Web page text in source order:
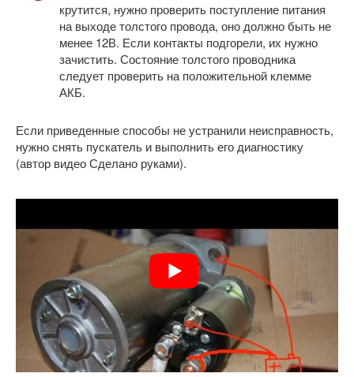
крутится, нужно проверить поступление питания
на выходе толстого провода, оно должно быть не
менее 12В. Если контакты подгорели, их нужно
зачистить. Состояние толстого проводника
следует проверить на положительной клемме
АКБ.
Если приведенные способы не устранили неисправность,
нужно снять пускатель и выполнить его диагностику
(автор видео Сделано руками).